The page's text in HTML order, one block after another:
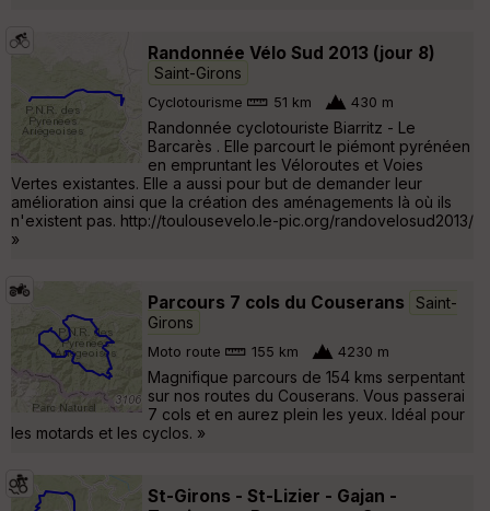
Randonnée Vélo Sud 2013 (jour 8)
Saint-Girons
Cyclotourisme 51 km 430 m
Randonnée cyclotouriste Biarritz - Le
Barcarès . Elle parcourt le piémont pyrénéen
en empruntant les Véloroutes et Voies
Vertes existantes. Elle a aussi pour but de demander leur
amélioration ainsi que la création des aménagements là où ils
n'existent pas. http://toulousevelo.le-pic.org/randovelosud2013/
»
Parcours 7 cols du Couserans
Saint-
Girons
Moto route 155 km 4230 m
Magnifique parcours de 154 kms serpentant
sur nos routes du Couserans. Vous passerai
7 cols et en aurez plein les yeux. Idéal pour
les motards et les cyclos. »
St-Girons - St-Lizier - Gajan -